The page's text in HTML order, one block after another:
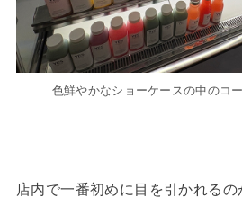
色鮮やかなショーケースの中のコ
店内で一番初めに目を引かれる